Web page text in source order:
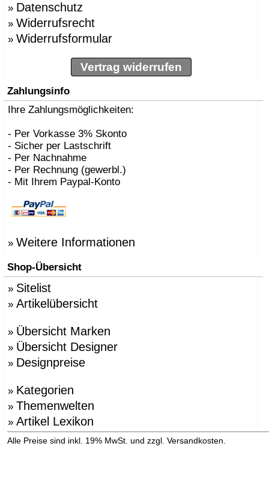
» Datenschutz
» Widerrufsrecht
» Widerrufsformular
Vertrag widerrufen
Zahlungsinfo
Ihre Zahlungsmöglichkeiten:
- Per Vorkasse 3% Skonto
- Sicher per Lastschrift
- Per Nachnahme
- Per Rechnung (gewerbl.)
- Mit Ihrem Paypal-Konto
» Weitere Informationen
Shop-Übersicht
» Sitelist
» Artikelübersicht
» Übersicht Marken
» Übersicht Designer
» Designpreise
» Kategorien
» Themenwelten
» Artikel Lexikon
Alle Preise sind inkl. 19% MwSt. und zzgl. Versandkosten.